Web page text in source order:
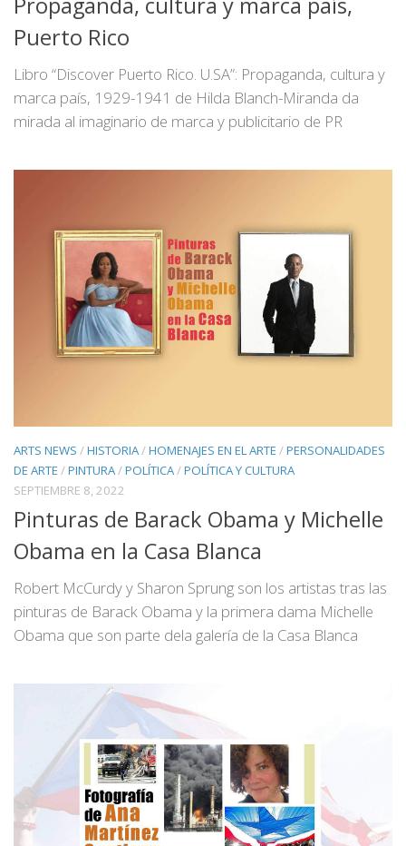
Puerto Rico
Libro “Discover Puerto Rico. U.SA”: Propaganda, cultura y
marca país, 1929-1941 de Hilda Blanch-Miranda da
mirada al imaginario de marca y publicitario de PR
ARTS NEWS /HISTORIA/HOMENAJES EN EL ARTE /PERSONALIDADES
DE ARTE /PINTURA/POLÍTICA/POLÍTICA Y CULTURA
SEPTIEMBRE 8, 2022
Pinturas de Barack Obama y Michelle
Obama en la Casa Blanca
Robert McCurdy y Sharon Sprung son los artistas tras las
pinturas de Barack Obama y la primera dama Michelle
Obama que son parte dela galería de la Casa Blanca